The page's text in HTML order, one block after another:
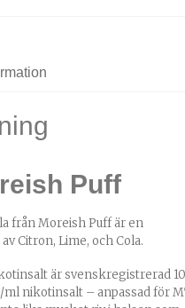
Puff
från Moreish Puff är en
Citron, Lime, och Cola.
är svenskregistrerad
ml nikotinsalt – anpassad för